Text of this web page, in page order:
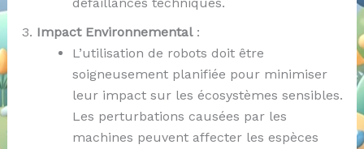
Impact Environnemental:
L’utilisation de robots doit être
soigneusement planifiée pour minimiser
leur impact sur les écosystèmes sensibles.
Les perturbations causées par les
machines peuvent affecter les espèces